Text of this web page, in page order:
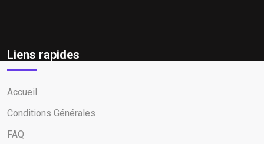
Liens rapides
Accueil
Conditions Générales
FAQ